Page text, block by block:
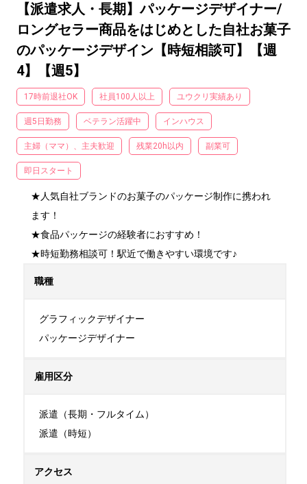
【派遣求人・長期】パッケージデザイナー/
ロングセラー商品をはじめとした自社お菓子
のパッケージデザイン【時短相談可】【週
4】【週5】
17時前退社OK 社員100人以上 ユウクリ実績あり
週5日勤務 ベテラン活躍中 インハウス
主婦（ママ）、主夫歓迎 残業20h以内 副業可
即日スタート
★人気自社ブランドのお菓子のパッケージ制作に携われ
ます！
★食品パッケージの経験者におすすめ！
★時短勤務相談可！駅近で働きやすい環境です♪
職種
グラフィックデザイナー
パッケージデザイナー
雇用区分
派遣（長期・フルタイム）
派遣（時短）
アクセス